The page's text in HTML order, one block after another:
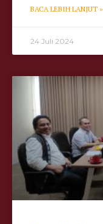
BACA LEBIH LANJUT »
24 Juli 2024